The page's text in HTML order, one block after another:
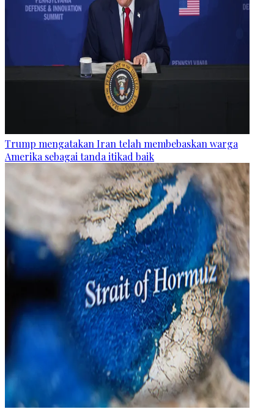
Trump mengatakan Iran telah membebaskan warga
Amerika sebagai tanda itikad baik